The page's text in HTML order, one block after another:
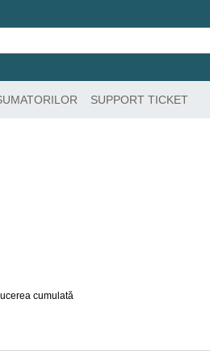
SUPPORT TICKET
cumulată